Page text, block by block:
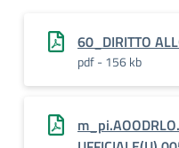
60_DIRITTO
pdf - 156 kb